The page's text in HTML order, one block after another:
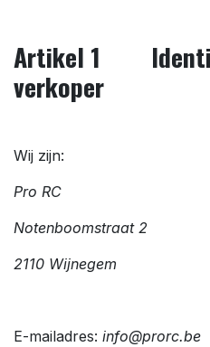
Artikel 1
verkoper
Wij zijn:
Pro RC
Notenboomstraat 2
2110 Wijnegem
E-mailadres: info@prorc.be